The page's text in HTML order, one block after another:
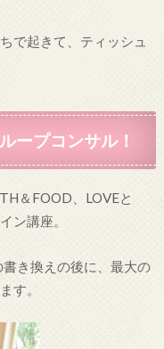
で起きて、ティッシュ
ープコンサル！
＆FOOD、LOVEと
ン講座。
き換えの後に、最大の
す。